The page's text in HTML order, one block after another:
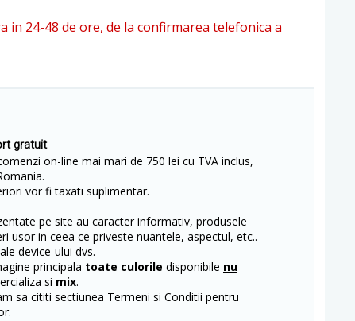
in 24-48 de ore, de la confirmarea telefonica a
gratuit
on-line mai mari de 750 lei cu TVA inclus,
vor fi taxati suplimentar.
pe site au caracter informativ, produsele
usor in ceea ce priveste nuantele, aspectul, etc..
device-ului dvs.
principala toate culorile disponibile nu
si mix.
sa cititi sectiunea Termeni si Conditii pentru